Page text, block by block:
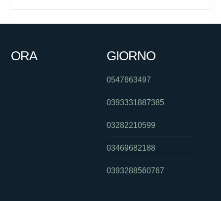
ORA GIORNO
0547663497
0393331887385
03282210599
03469682188
0393288560767